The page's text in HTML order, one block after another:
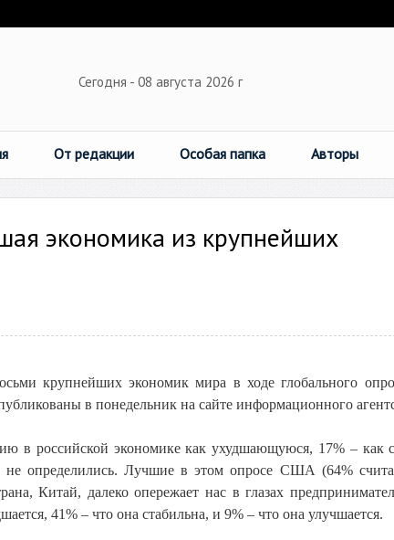
Сегодня - 08 августа 2026 г
От редакции Особая папка Авторы
экономика из крупнейших
крупнейших экономик мира в ходе глобального
в понедельник на сайте информационного
в российской экономике как ухудшающуюся, 17% – как
не определились. Лучшие в этом опросе США (64%
Китай, далеко опережает нас в глазах
41% – что она стабильна, и 9% – что она улучшается.